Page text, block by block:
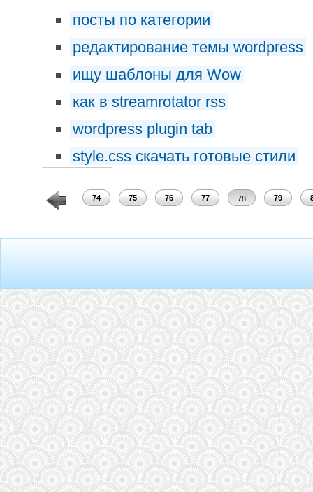
посты по категории
редактирование темы wordpress
ищу шаблоны для Wow
как в streamrotator rss
wordpress plugin tab
style.css скачать готовые стили
73 74 75 76 77 78 79